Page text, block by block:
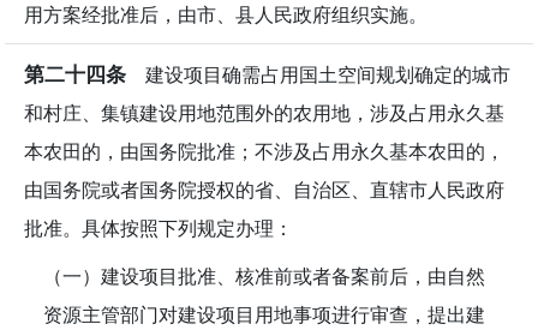
用方案经批准后，由市、县人民政府组织实施。
第二十四条 建设项目确需占用国土空间规划确定的城市
和村庄、集镇建设用地范围外的农用地，涉及占用永久基
本农田的，由国务院批准；不涉及占用永久基本农田的，
由国务院或者国务院授权的省、自治区、直辖市人民政府
批准。具体按照下列规定办理：
（一）建设项目批准、核准前或者备案前后，由自然
资源主管部门对建设项目用地事项进行审查，提出建